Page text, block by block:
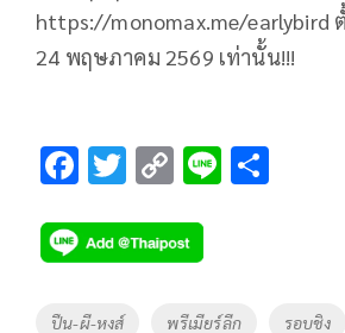
https://monomax.me/earlybird
24 พฤษภาคม 2569 เท่านั้น!!!
F
e
b
o
T
tt
er
C
p
y
Li
Li
Tags
ปืน-ผี-หงส์ พรีเมียร์ลีก รอบชิง